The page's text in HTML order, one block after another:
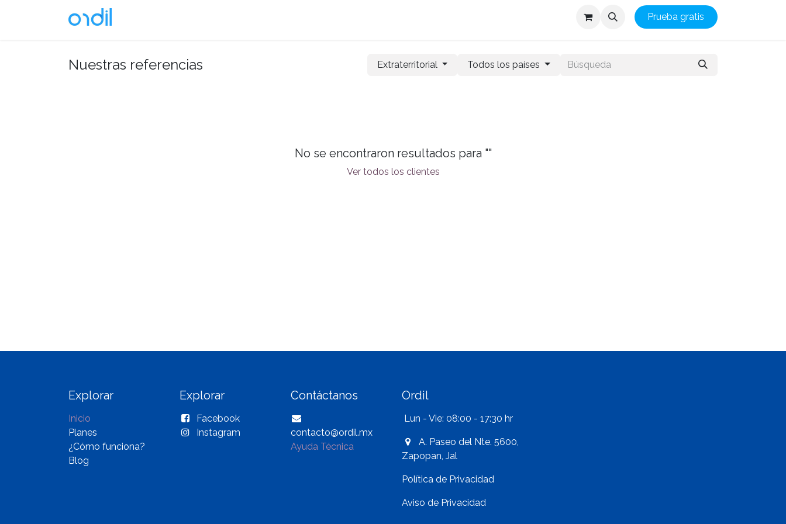
Prueba gratis
Nuestras referencias Extraterritorial Todos los países
No se encontraron resultados para ""
Ver todos los clientes
Explorar
Inicio
Planes
¿Cómo funciona?
Blog
Explorar
Facebook
Instagram
Contáctanos
contacto@ordil.mx
Ayuda Técnica
Ordil
Lun - Vie: 08:00 - 17:30 hr
A. Paseo del Nte. 5600,
Zapopan, Jal
Política de Privacidad
Aviso de Privacidad